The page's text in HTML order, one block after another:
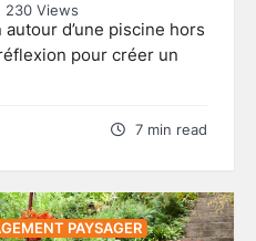
230 Views
d’une piscine hors
pour créer un
7 min read
PAYSAGER